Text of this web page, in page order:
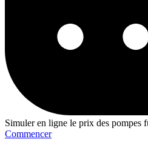
Simuler en ligne le prix des pompes
Commencer